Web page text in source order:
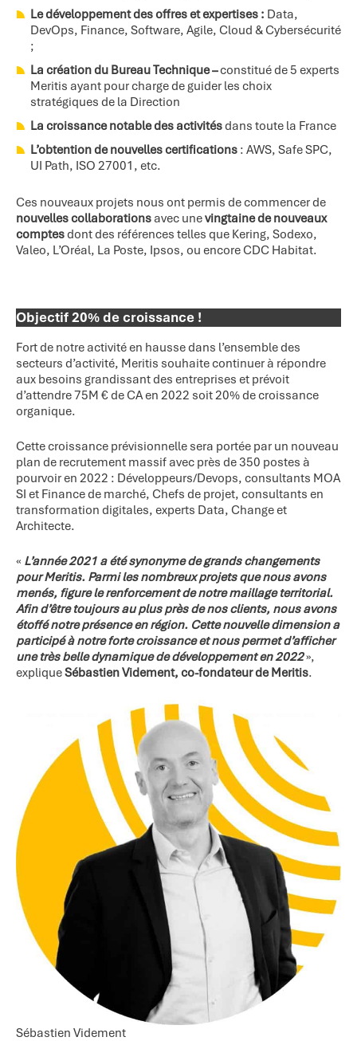
Le développement des offres et expertises : Data,
DevOps, Finance, Software, Agile, Cloud & Cybersécurité
;
La création du Bureau Technique –constitué de 5 experts
Meritis ayant pour charge de guider les choix
stratégiques de la Direction
La croissance notable des activitésdans toute la France
L’obtention de nouvelles certifications : AWS, Safe SPC,
UI Path, ISO 27001, etc.
Ces nouveaux projets nous ont permis de commencer de
nouvelles collaborations avec unevingtaine de nouveaux
comptesdont des références telles que Kering, Sodexo,
Valeo, L’Oréal, La Poste, Ipsos, ou encore CDC Habitat.
Objectif 20% de croissance !
Fort de notre activité en hausse dans l’ensemble des
secteurs d’activité, Meritis souhaite continuer à répondre
aux besoins grandissant des entreprises et prévoit
d’attendre 75M € de CA en 2022 soit 20% de croissance
organique.
Cette croissance prévisionnelle sera portée par un nouveau
plan de recrutement massif avec près de 350 postes à
pourvoir en 2022 : Développeurs/Devops, consultants MOA
SI et Finance de marché, Chefs de projet, consultants en
transformation digitales, experts Data, Change et
Architecte.
« L’année 2021 a été synonyme de grands changements
pour Meritis. Parmi les nombreux projets que nous avons
menés, figure le renforcement de notre maillage territorial.
Afin d’être toujours au plus près de nos clients, nous avons
étoffé notre présence en région. Cette nouvelle dimension a
participé à notre forte croissance et nous permet d’afficher
une très belle dynamique de développement en 2022»,
expliqueSébastien Videment, co-fondateur de Meritis.
Sébastien Videment